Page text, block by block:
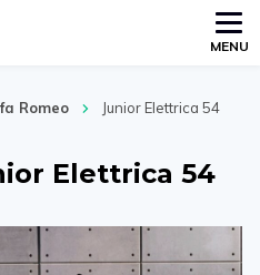
MENU
Romeo
Junior Elettrica 54
Elettrica 54